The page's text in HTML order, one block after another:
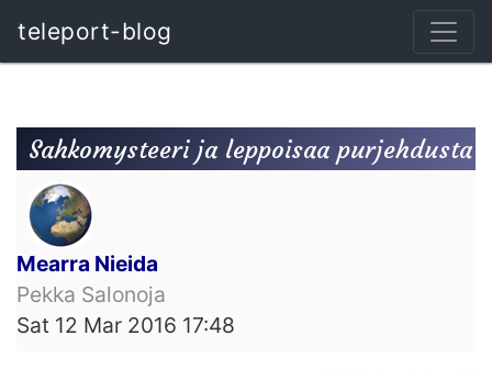
teleport-blog
Sahkomysteeri ja leppoisaa purjehdusta
Mearra Nieida
Pekka Salonoja
Sat 12 Mar 2016 17:48